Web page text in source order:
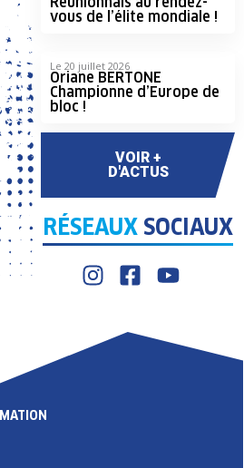
vous de l’élite mondiale !
Le 20 juillet 2026
Oriane BERTONE
Championne d’Europe de
bloc !
VOIR +
D'ACTUS
RÉSEAUX SOCIAUX